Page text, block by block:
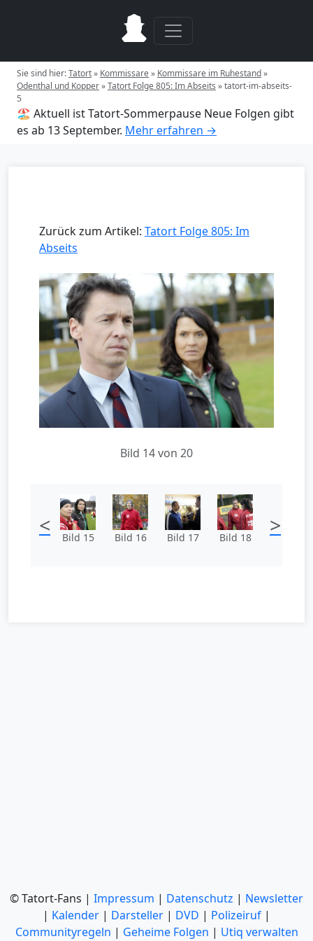
Sie sind hier:Tatort» Kommissare» Kommissare im Ruhestand»
Odenthal und Kopper»Tatort Folge 805: Im Abseits »tatort-im-abseits-
5
🏖️ Aktuell ist Tatort-Sommerpause Neue Folgen gibt
es ab 13 September. Mehr erfahren →
Zurück zum Artikel: Tatort Folge 805: Im
Abseits
Bild 14 von 20
< Bild 15 Bild 16 Bild 17 Bild 18 >
© Tatort-Fans | Impressum | Datenschutz | Newsletter
| Kalender | Darsteller | DVD | Polizeiruf |
Communityregeln | Geheime Folgen | Utiq verwalten